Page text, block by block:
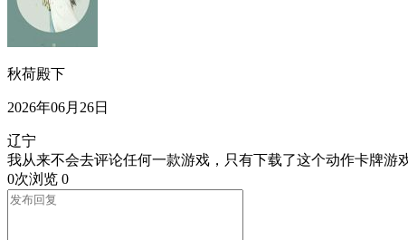
秋荷殿下
2026年06月26日
辽宁
我从来不会去评论任何一款游戏，只有下载了这个动作卡牌
0次浏览 0